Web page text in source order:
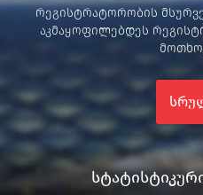
რეგისტრატორობის
აკმაყოფილებდეს